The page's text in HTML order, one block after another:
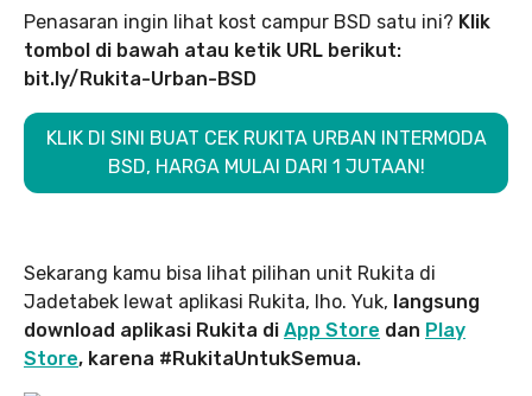
Penasaran ingin lihat kost campur BSD satu ini? Klik
tombol di bawah atau ketik URL berikut:
bit.ly/Rukita-Urban-BSD
KLIK DI SINI BUAT CEK RUKITA URBAN INTERMODA
BSD, HARGA MULAI DARI 1 JUTAAN!
Sekarang kamu bisa lihat pilihan unit Rukita di
Jadetabek lewat aplikasi Rukita, lho. Yuk, langsung
download aplikasi Rukita di App Store dan Play
Store, karena #RukitaUntukSemua.